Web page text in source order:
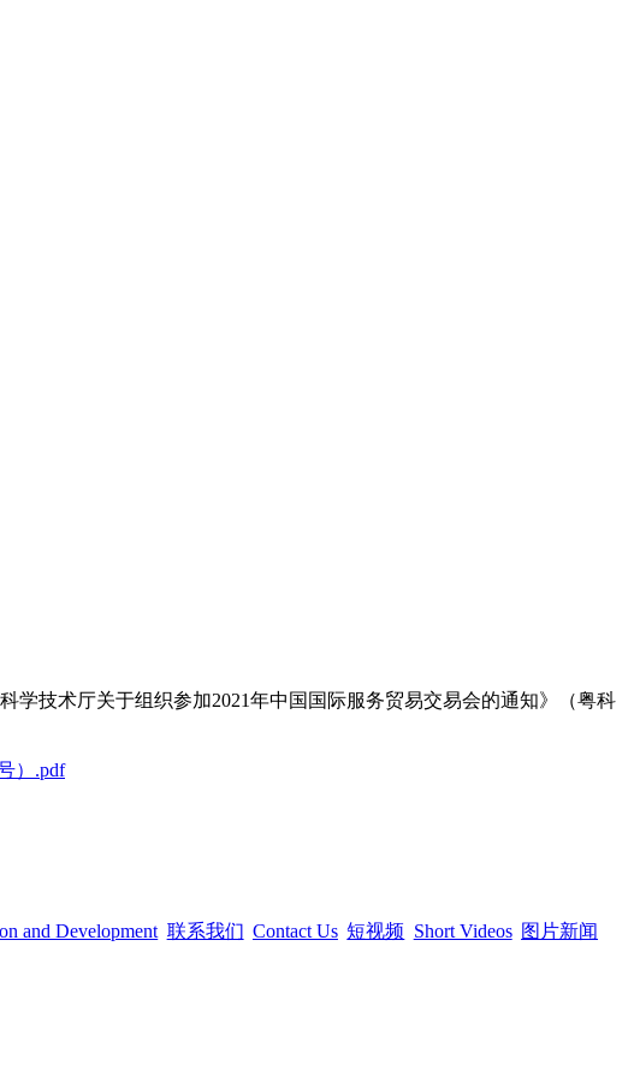
技术厅关于组织参加2021年中国国际服务贸易交易会的通知》（粤科
）.pdf
and Development 联系我们 Contact Us 短视频 Short Videos 图片新闻